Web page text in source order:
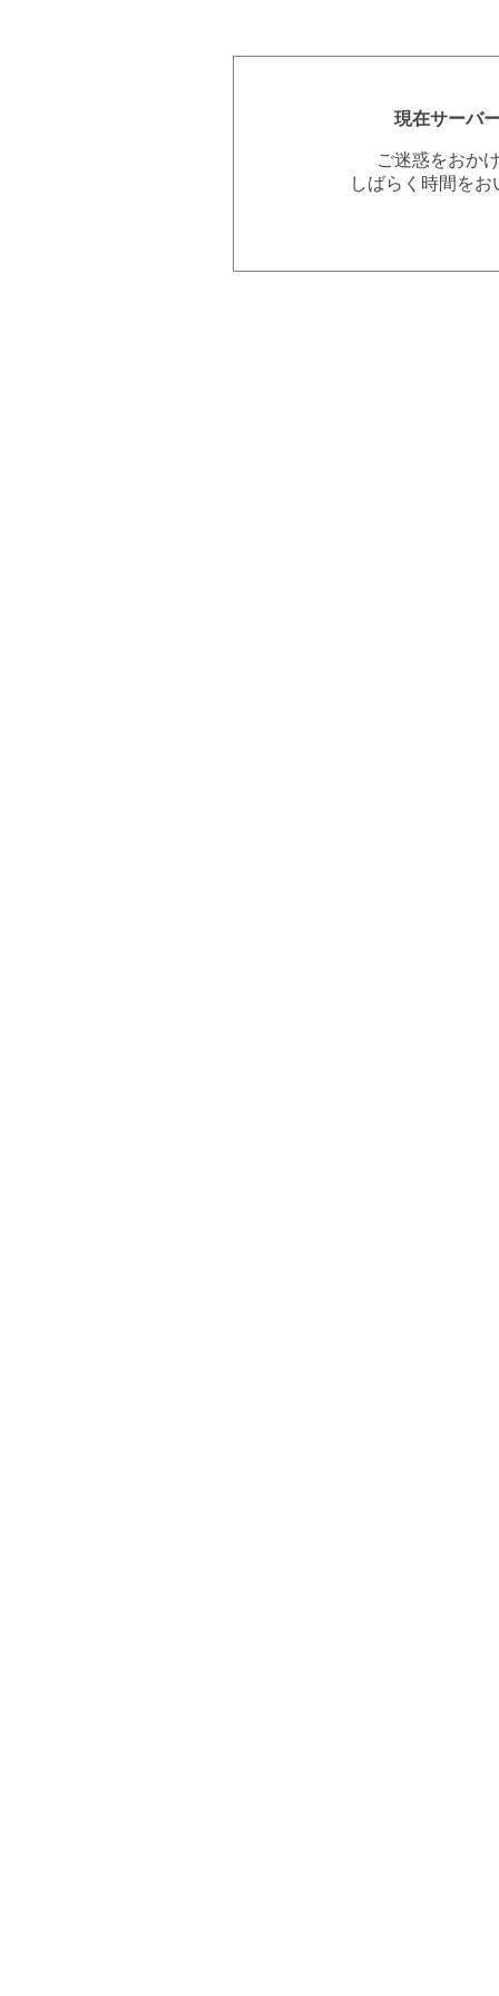
現在サーバ
ご迷惑をおか
しばらく時間を